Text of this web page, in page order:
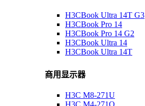
H3CBook Ultra 14T G3
H3CBook Pro 14
H3CBook Pro 14 G2
H3CBook Ultra 14
H3CBook Ultra 14T
商用显示器
H3C M8-271U
H3C M4-271Q